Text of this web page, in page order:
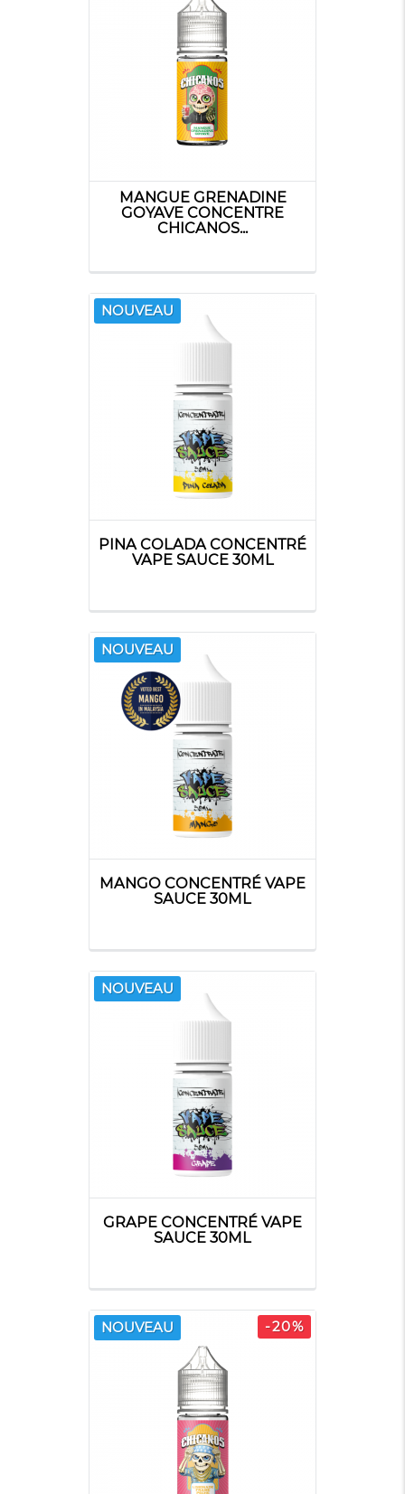
MANGUE GRENADINE
GOYAVE CONCENTRE
CHICANOS...
NOUVEAU
PINA COLADA CONCENTRÉ
VAPE SAUCE 30ML
NOUVEAU
MANGO CONCENTRÉ VAPE
SAUCE 30ML
NOUVEAU
GRAPE CONCENTRÉ VAPE
SAUCE 30ML
NOUVEAU -20%